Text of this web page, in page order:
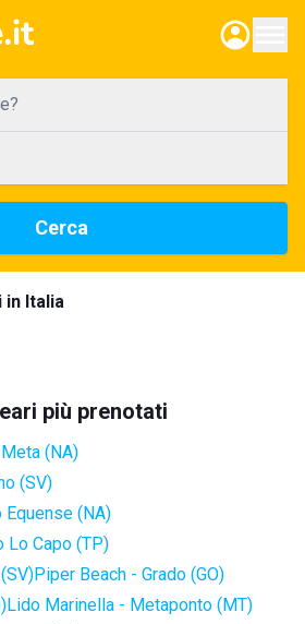
Cerca
in Italia
più prenotati
(NA)
(SV)
(NA)
Lo Capo (TP)
Piper Beach - Grado (GO)
Lido Marinella - Metaponto (MT)